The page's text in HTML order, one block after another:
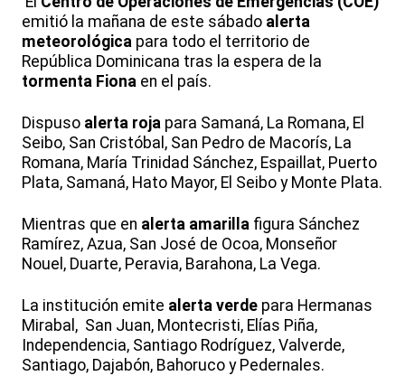
emitió la mañana de este sábado alerta
meteorológica para todo el territorio de
República Dominicana tras la espera de la
tormenta Fiona en el país.
Dispuso alerta roja para Samaná, La Romana, El
Seibo, San Cristóbal, San Pedro de Macorís, La
Romana, María Trinidad Sánchez, Espaillat, Puerto
Plata, Samaná, Hato Mayor, El Seibo y Monte Plata.
Mientras que en alerta amarilla figura Sánchez
Ramírez, Azua, San José de Ocoa, Monseñor
Nouel, Duarte, Peravia, Barahona, La Vega.
La institución emite alerta verde para Hermanas
Mirabal, San Juan, Montecristi, Elías Piña,
Independencia, Santiago Rodríguez, Valverde,
Santiago, Dajabón, Bahoruco y Pedernales.